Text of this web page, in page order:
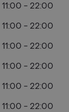
11:00 - 22:00
11:00 - 22:00
11:00 - 22:00
11:00 - 22:00
11:00 - 22:00
11:00 - 22:00